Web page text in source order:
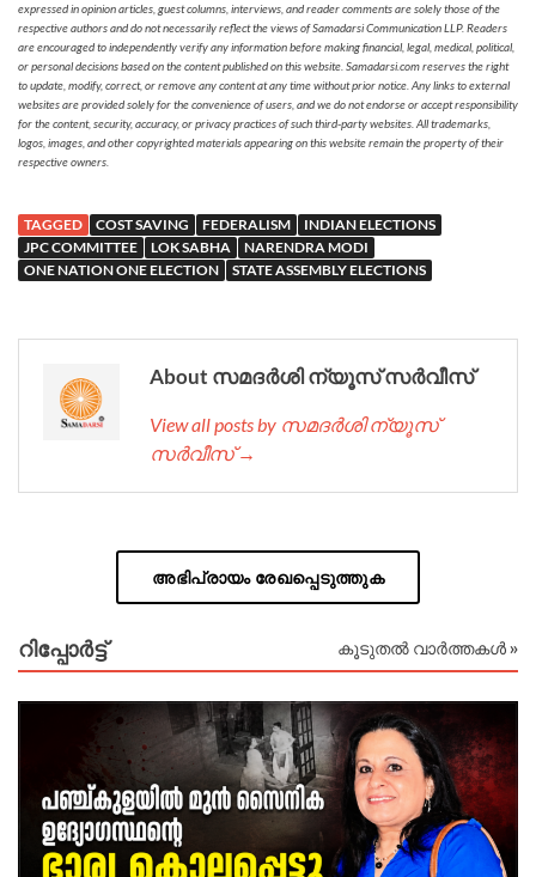
expressed in opinion articles, guest columns, interviews, and reader comments are solely those of the
respective authors and do not necessarily reflect the views of Samadarsi Communication LLP. Readers
are encouraged to independently verify any information before making financial, legal, medical, political,
or personal decisions based on the content published on this website. Samadarsi.com reserves the right
to update, modify, correct, or remove any content at any time without prior notice. Any links to external
websites are provided solely for the convenience of users, and we do not endorse or accept responsibility
for the content, security, accuracy, or privacy practices of such third-party websites. All trademarks,
logos, images, and other copyrighted materials appearing on this website remain the property of their
respective owners.
TAGGED COST SAVING FEDERALISM
INDIAN ELECTIONS
JPC COMMITTEE
LOK SABHA
NARENDRA MODI
ONE NATION ONE ELECTION
STATE ASSEMBLY ELECTIONS
About സമദർശി ന്യൂസ് സർവീസ്
View all posts by സമദർശി ന്യൂസ്
സർവീസ് →
അഭിപ്രായം രേഖപ്പെടുത്തുക
റിപ്പോര്‍ട്ട് കൂടുതൽ വാർത്തകൾ »